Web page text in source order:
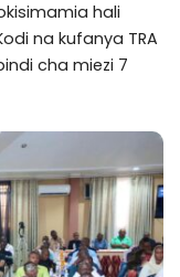
hali
na kufanya TRA
cha miezi 7